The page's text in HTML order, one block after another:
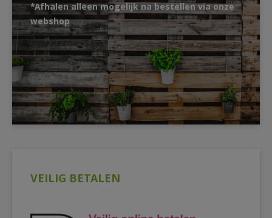
*Afhalen alleen mogelijk na bestellen via onze
webshop
VEILIG BETALEN